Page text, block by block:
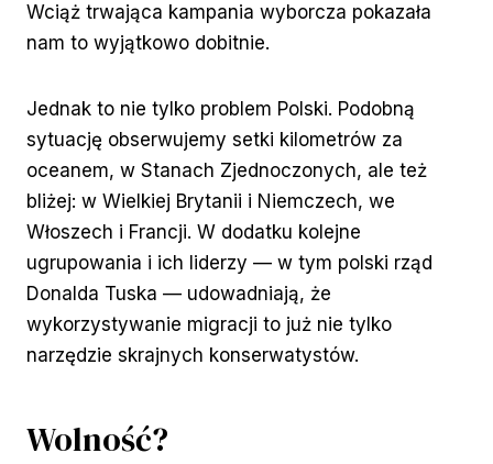
Wciąż trwająca kampania wyborcza pokazała
nam to wyjątkowo dobitnie.
Jednak to nie tylko problem Polski. Podobną
sytuację obserwujemy setki kilometrów za
oceanem, w Stanach Zjednoczonych, ale też
bliżej: w Wielkiej Brytanii i Niemczech, we
Włoszech i Francji. W dodatku kolejne
ugrupowania i ich liderzy — w tym polski rząd
Donalda Tuska — udowadniają, że
wykorzystywanie migracji to już nie tylko
narzędzie skrajnych konserwatystów.
Wolność?